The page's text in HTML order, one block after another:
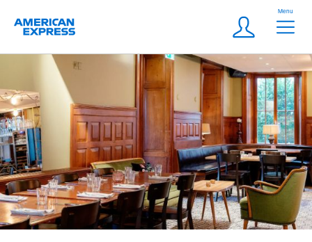
Logo
Meta
Login
Menu